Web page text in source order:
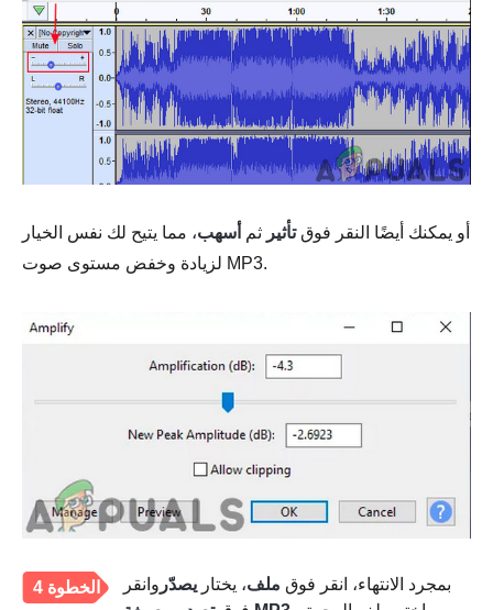
أو يمكنك أيضًا النقر فوقتأثير ثم أسهب، مما يتيح لك نفس الخيار
لزيادة وخفض مستوى صوت MP3.
الخطوة 4 بمجرد الانتهاء، انقر فوق ملف، يختار يصدّر وانقر